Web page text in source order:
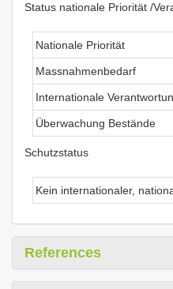
Status nationale Priorität /
Nationale Priorität
Massnahmenbedarf
Internationale
Überwachung Bestände
Schutzstatus
Kein internationaler,
References